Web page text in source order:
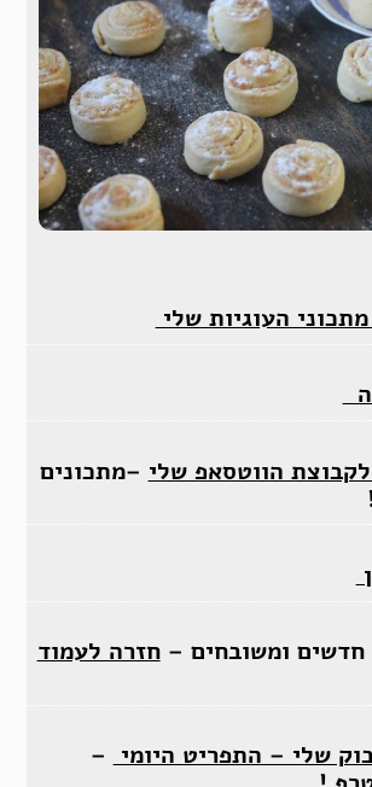
העוגיות שלי
הווטסאפ שלי –מתכונים
חדשים ומשובחים –חזרה לעמוד
שלי – התפריט היומי –